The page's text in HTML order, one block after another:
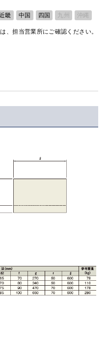
畿 中国 四国 九州 沖縄
、担当営業所にご確認ください。